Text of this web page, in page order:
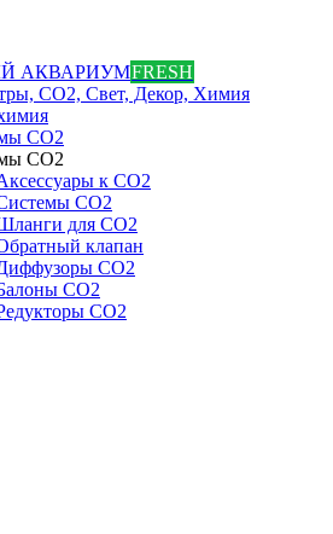
АКВАРИУМFRESH
СО2, Свет, Декор, Химия
СО2
СО2
к СО2
СО2
для CO2
клапан
СO2
CO2
CO2